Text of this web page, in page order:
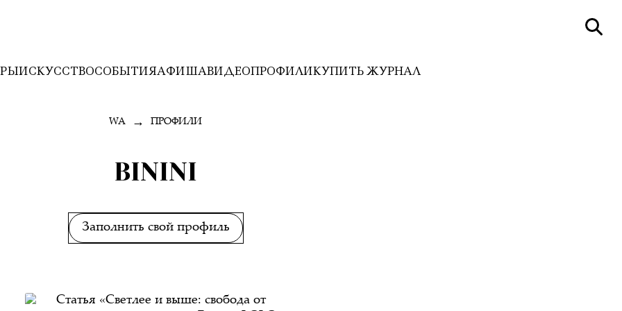
ИСКУССТВОСОБЫТИЯАФИШАВИДЕОПРОФИЛИКУПИТЬ ЖУРНАЛ
WA → ПРОФИЛИ
BININI
Заполнить свой профиль